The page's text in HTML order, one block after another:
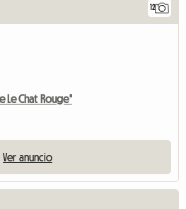
12
Le Chat Rouge"
Ver anuncio